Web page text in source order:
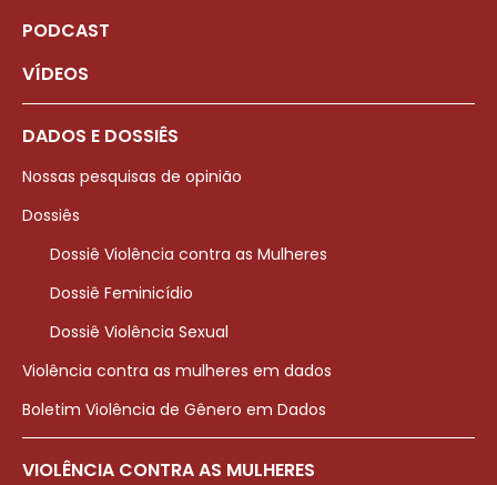
PODCAST
VÍDEOS
DADOS E DOSSIÊS
Nossas pesquisas de opinião
Dossiês
Dossiê Violência contra as Mulheres
Dossiê Feminicídio
Dossiê Violência Sexual
Violência contra as mulheres em dados
Boletim Violência de Gênero em Dados
VIOLÊNCIA CONTRA AS MULHERES